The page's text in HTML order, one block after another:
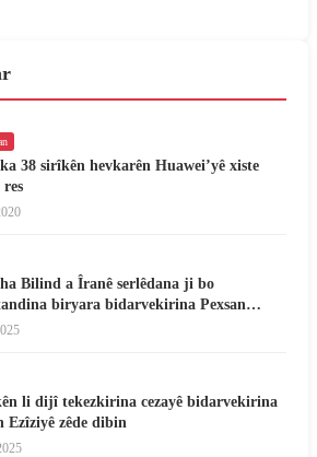
38 sirîkên hevkarên Huawei’yê xiste
res
Bilind a Îranê serlêdana ji bo
biryara bidarvekirina Pexsan
red kir
li dijî tekezkirina cezayê bidarvekirina
Ezîziyê zêde dibin